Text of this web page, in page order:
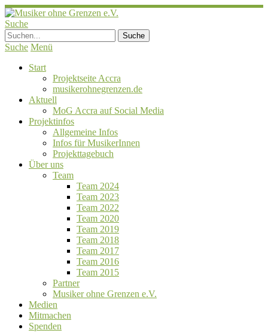
Suche
Suche Menü
Start
Projektseite Accra
musikerohnegrenzen.de
Aktuell
MoG Accra auf Social Media
Projektinfos
Allgemeine Infos
Infos für MusikerInnen
Projekttagebuch
Über uns
Team
Team 2024
Team 2023
Team 2022
Team 2020
Team 2019
Team 2018
Team 2017
Team 2016
Team 2015
Partner
Musiker ohne Grenzen e.V.
Medien
Mitmachen
Spenden